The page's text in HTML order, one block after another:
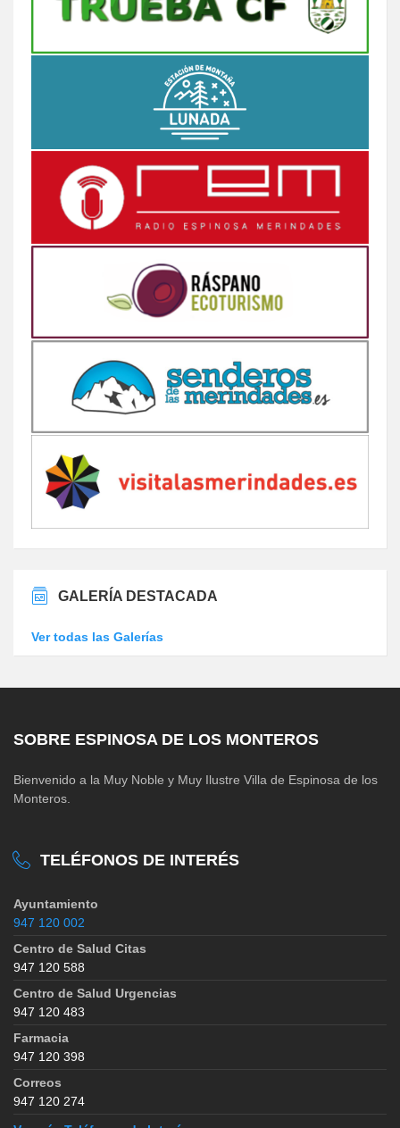
GALERÍA DESTACADA
Ver todas las Galerías
SOBRE ESPINOSA DE LOS MONTEROS
Bienvenido a la Muy Noble y Muy Ilustre Villa de Espinosa de los
Monteros.
TELÉFONOS DE INTERÉS
Ayuntamiento
947 120 002
Centro de Salud Citas
947 120 588
Centro de Salud Urgencias
947 120 483
Farmacia
947 120 398
Correos
947 120 274